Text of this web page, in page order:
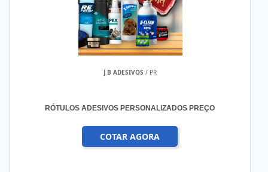
J B ADESIVOS / PR
RÓTULOS ADESIVOS PERSONALIZADOS PREÇO
COTAR AGORA